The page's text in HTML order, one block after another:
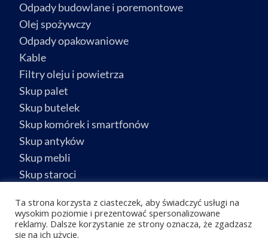
Odpady budowlane i poremontowe
Olej spożywczy
Odpady opakowaniowe
Kable
Filtry oleju i powietrza
Skup palet
Skup butelek
Skup komórek i smartfonów
Skup antyków
Skup mebli
Skup staroci
Skup srebra
Skup złota
Ta strona korzysta z ciasteczek, aby świadczyć usługi na
wysokim poziomie i prezentować spersonalizowane
reklamy. Dalsze korzystanie ze strony oznacza, że zgadzasz
się na ich użycie.